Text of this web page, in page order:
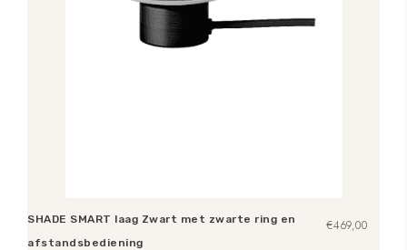
SHADE SMART laag Zwart met zwarte ring en
afstandsbediening
€469,00